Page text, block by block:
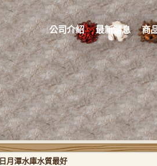
公司介紹 最新消息 商
日月潭水庫水質最好